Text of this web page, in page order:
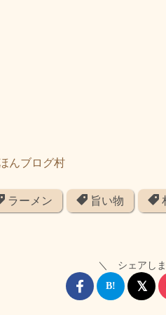
ラーメン 旨い物
＼ シェアし